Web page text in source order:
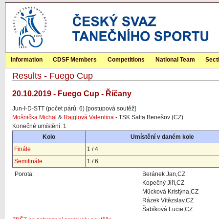
Information CDSF Members Competitions National Team
Results - Fuego Cup
20.10.2019 - Fuego Cup - Říčany
Jun-I-D-STT (počet párů: 6) [postupová soutěž]
Mošnička Michal & Rajglová Valentina - TSK Salta Benešov (CZ)
Konečné umístění: 1
Kolo
Umístění v daném kole
Finále
1 / 4
Semifinále
1 / 6
Porota:
Beránek Jan,CZ
Kopečný Jiří,CZ
Mücková Kristýna,CZ
Rázek Vítězslav,CZ
Šabíková Lucie,CZ